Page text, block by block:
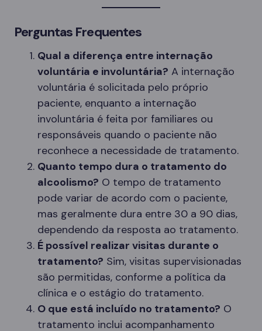
Perguntas Frequentes
Qual a diferença entre internação
voluntária e involuntária? A internação
voluntária é solicitada pelo próprio
paciente, enquanto a internação
involuntária é feita por familiares ou
responsáveis quando o paciente não
reconhece a necessidade de tratamento.
Quanto tempo dura o tratamento do
alcoolismo? O tempo de tratamento
pode variar de acordo com o paciente,
mas geralmente dura entre 30 a 90 dias,
dependendo da resposta ao tratamento.
É possível realizar visitas durante o
tratamento? Sim, visitas supervisionadas
são permitidas, conforme a política da
clínica e o estágio do tratamento.
O que está incluído no tratamento? O
tratamento inclui acompanhamento